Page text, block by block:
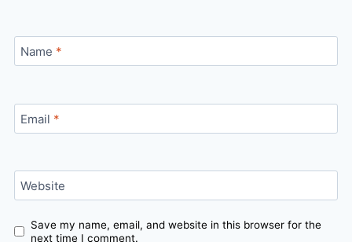
Name *
Email *
Website
Save my name, email, and website in this browser for the
next time I comment.